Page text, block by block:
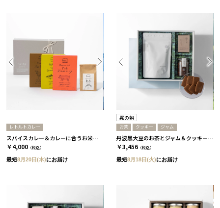
レトルトカレー
スパイスカレー＆カレーに合うお米セット
￥4,000 （税込）
最短8月20日(木)にお届け
霧の朝
お茶 クッキー ジャム
丹波黒大豆のお茶とジャム＆クッキーセット［霧の朝］
￥3,456 （税込）
最短8月18日(火)にお届け